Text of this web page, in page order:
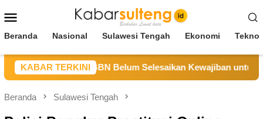
ke
Mobile
Beranda Nasional Sulawesi Tengah Ekonomi
KABAR TERKINI
Sebut CV BBN Belum Selesaikan Kewajiban untuk
Beranda Sulawesi Tengah